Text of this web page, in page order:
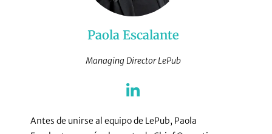
Paola Escalante
Managing Director LePub
Antes de unirse al equipo de LePub, Paola